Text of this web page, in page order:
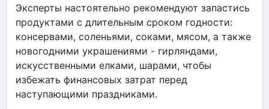
Эксперты настоятельно рекомендуют запастись
продуктами с длительным сроком годности:
консервами, соленьями, соками, мясом, а также
новогодними украшениями - гирляндами,
искусственными елками, шарами, чтобы
избежать финансовых затрат перед
наступающими праздниками.